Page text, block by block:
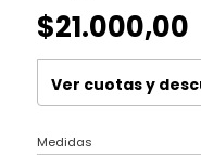
$21.000,00
Ver cuotas y
Medidas